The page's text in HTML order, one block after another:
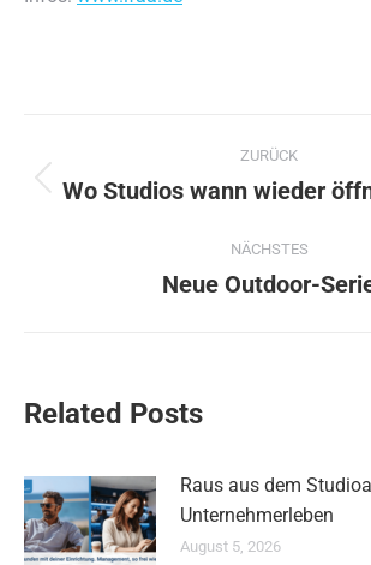
ZURÜCK
Vorheriger
Wo Studios wann wieder
NÄCHSTES
Nächster
Neue Outdoor-
Related Posts
Raus aus dem
Unternehmerleben
August 5, 2026